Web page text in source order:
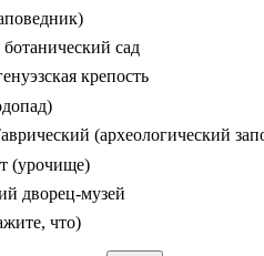
сад
крепость
(археологический
(урочище)
дворец-музей
что)